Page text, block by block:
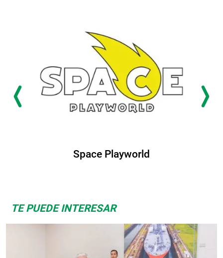
Space Playworld
TE PUEDE INTERESAR